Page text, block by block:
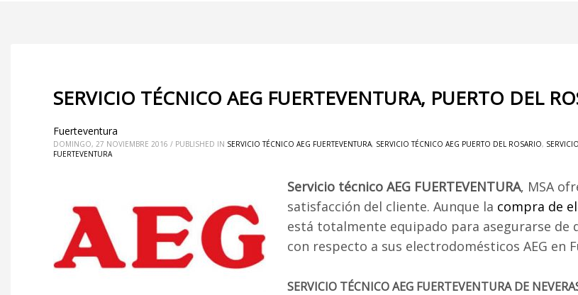
SERVICIO TÉCNICO AEG FUERTEVENTURA, PUERTO DEL
Fuerteventura
DOMINGO, 27 NOVIEMBRE 2016 / PUBLISHED IN SERVICIO TÉCNICO AEG FUERTEVENTURA, SERVICIO TÉCNICO AEG PUERTO DEL ROSARIO,
FUERTEVENTURA
Servicio técnico AEG FUERTEVENTURA, MSA
satisfacción del cliente. Aunque la compra de
está totalmente equipado para asegurarse de
con respecto a sus electrodomésticos AEG en
SERVICIO TÉCNICO AEG FUERTEVENTURA DE